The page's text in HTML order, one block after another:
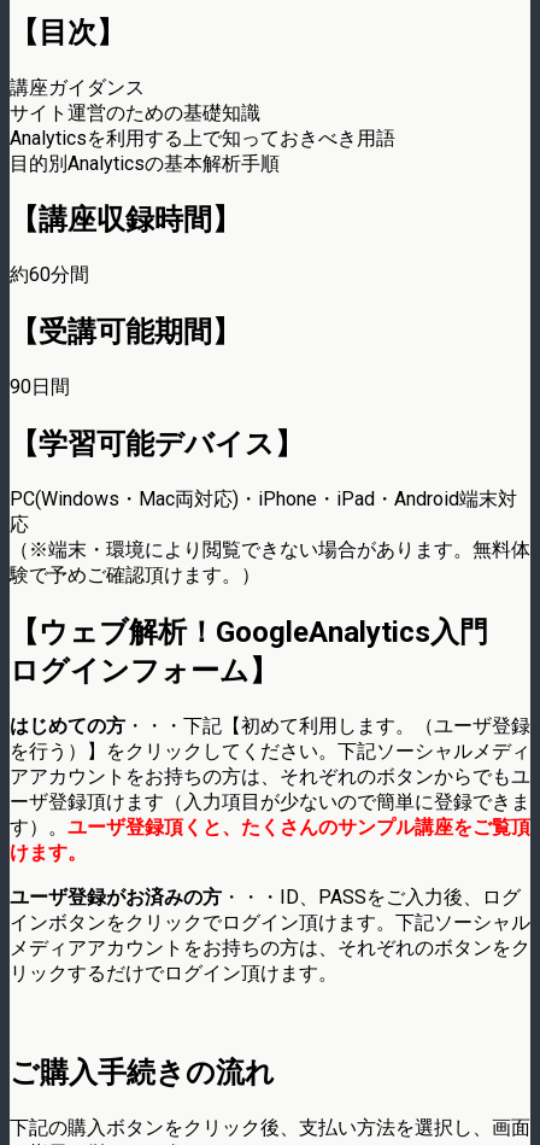
【目次】
講座ガイダンス
サイト運営のための基礎知識
Analyticsを利用する上で知っておきべき用語
目的別Analyticsの基本解析手順
【講座収録時間】
約60分間
【受講可能期間】
90日間
【学習可能デバイス】
PC(Windows・Mac両対応)・iPhone・iPad・Android端末対
応
（※端末・環境により閲覧できない場合があります。無料体
験で予めご確認頂けます。）
【ウェブ解析！GoogleAnalytics入門
ログインフォーム】
はじめての方 ・・・下記【初めて利用します。（ユーザ登録
を行う）】をクリックしてください。下記ソーシャルメディ
アアカウントをお持ちの方は、それぞれのボタンからでもユ
ーザ登録頂けます（入力項目が少ないので簡単に登録できま
す）。 ユーザ登録頂くと、たくさんのサンプル講座をご覧頂
けます。
ユーザ登録がお済みの方 ・・・ID、PASSをご入力後、ログ
インボタンをクリックでログイン頂けます。下記ソーシャル
メディアアカウントをお持ちの方は、それぞれのボタンをク
リックするだけでログイン頂けます。
ご購入手続きの流れ
下記の購入ボタンをクリック後、支払い方法を選択し、画面